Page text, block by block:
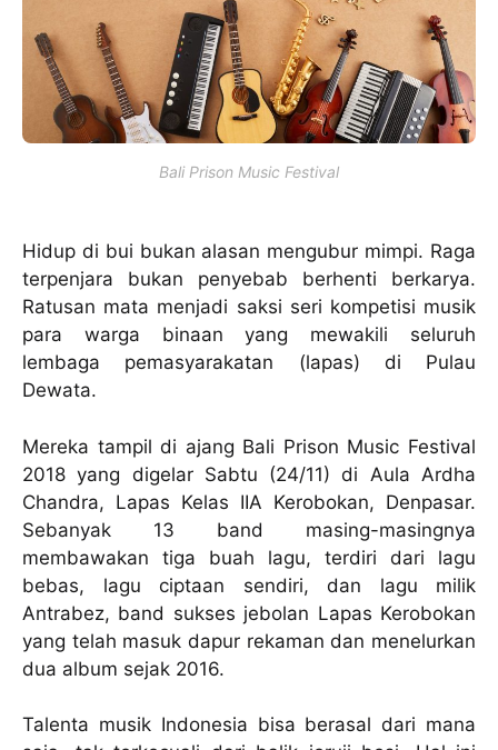
Bali Prison Music Festival
Hidup di bui bukan alasan mengubur mimpi. Raga
terpenjara bukan penyebab berhenti berkarya.
Ratusan mata menjadi saksi seri kompetisi musik
para warga binaan yang mewakili seluruh
lembaga pemasyarakatan (lapas) di Pulau
Dewata.
Mereka tampil di ajang Bali Prison Music Festival
2018 yang digelar Sabtu (24/11) di Aula Ardha
Chandra, Lapas Kelas IIA Kerobokan, Denpasar.
Sebanyak 13 band masing-masingnya
membawakan tiga buah lagu, terdiri dari lagu
bebas, lagu ciptaan sendiri, dan lagu milik
Antrabez, band sukses jebolan Lapas Kerobokan
yang telah masuk dapur rekaman dan menelurkan
dua album sejak 2016.
Talenta musik Indonesia bisa berasal dari mana